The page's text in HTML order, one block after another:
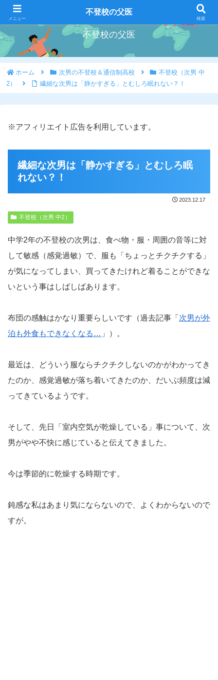
好きな事を好きな時にやろう
不登校の父医
ホーム 次男の不登校＆通信制高校
不登校（次男 中
2）
繊細な次男は「静かすぎる」とむしろ眠れない？！
※アフィリエイト広告を利用しています。
繊細な次男は「静かすぎる」とむしろ眠
れない？！
2023.12.17
不登校（次男 中2）
中学2年の不登校の次男は、食べ物・服・周囲の音等に対
して敏感（感覚過敏）で、服も「ちょっとチクチクする」
が気になってしまい、買ってきたけれど着ることができな
いという事はしばしばあります。
布団の感触はかなり重要らしいです（過去記事「 次男が外
泊も外食もできなくなる… 」）。
最近は、どういう服ならチクチクしないのかがわかってき
たのか、感覚過敏が落ち着いてきたのか、だいぶ頻度は減
ってきているようです。
そして、先日「室内空気が乾燥している」事について、次
男がやや不快に感じていると伝えてきました。
今は季節的に乾燥する時期です。
鈍感な私はあまり気にならないので、よくわからないので
すが。
メニュー
不登校の父医
検索